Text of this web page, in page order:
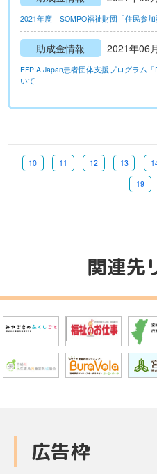
2021年度 SOMPO福祉財団「住民参
助成金情報 2021年06
EFPIA Japan患者団体支援プログラム
いて
10 11 12 13
19
関連先
広告枠